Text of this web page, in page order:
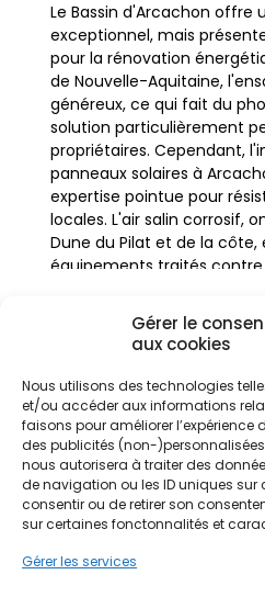
Gérer le
aux cookies
Nous utilisons des technologies
et/ou accéder aux informations
faisons pour améliorer
des publicités (non-
nous autorisera à traiter des
de navigation ou les ID uniques sur
consentir ou de retirer son
sur certaines fonctonnalités et
Gérer les services
Le Bassin d'Arcachon offre
exceptionnel, mais
pour la rénovation
de Nouvelle-Aquitaine,
généreux, ce qui fait du
solution particulièrement
propriétaires. Cependant,
panneaux solaires à
expertise pointue pour
locales. L'air salin corrosif,
Dune du Pilat et de la côte,
équipements traités
d'Hiver ou sur les hauteurs
l'architecture locale varie
cabanes en pin aux villas
Chaque type d'habitat,
régional, demande une
l'intégration des modules
contraintes techniques
parfaitement avec le
Ne passez pas
Faites vite,
MaPrimeRénov'